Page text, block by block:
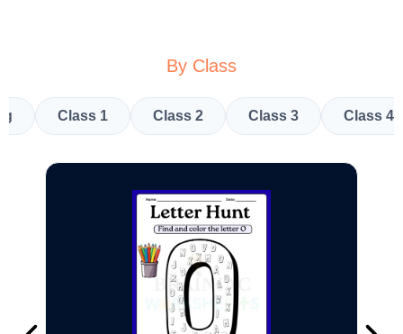
By Class
Class 1 Class 2 Class 3 Class 4